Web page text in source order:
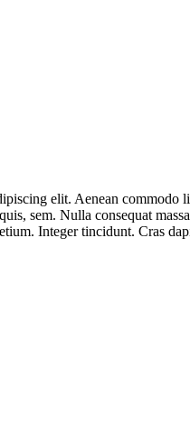
elit. Aenean commodo
sem. Nulla consequat
Integer tincidunt. Cras